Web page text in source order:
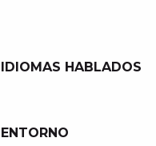
IDIOMAS HABLADOS
IDIOMAS HABLADOS
ENTORNO
ENTORNO